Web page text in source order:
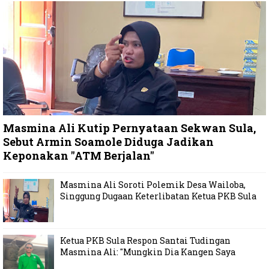
Masmina Ali Kutip Pernyataan Sekwan Sula,
Sebut Armin Soamole Diduga Jadikan
Keponakan "ATM Berjalan"
Masmina Ali Soroti Polemik Desa Wailoba,
Singgung Dugaan Keterlibatan Ketua PKB Sula
Ketua PKB Sula Respon Santai Tudingan
Masmina Ali: "Mungkin Dia Kangen Saya